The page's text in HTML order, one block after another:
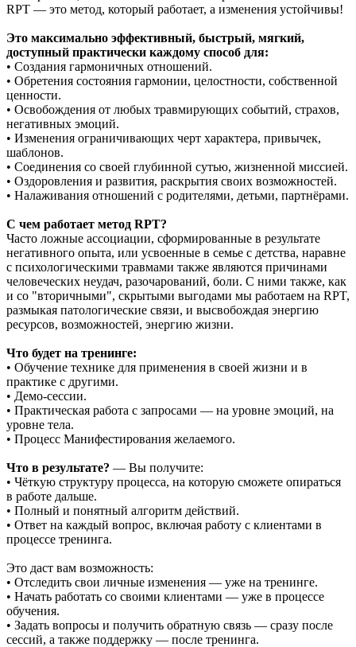
RPT — это метод, который работает, а изменения устойчивы!
Это максимально эффективный, быстрый, мягкий,
доступный практически каждому способ для:
• Создания гармоничных отношений.
• Обретения состояния гармонии, целостности, собственной
ценности.
• Освобождения от любых травмирующих событий, страхов,
негативных эмоций.
• Изменения ограничивающих черт характера, привычек,
шаблонов.
• Соединения со своей глубинной сутью, жизненной миссией.
• Оздоровления и развития, раскрытия своих возможностей.
• Налаживания отношений с родителями, детьми, партнёрами.
C чем работает метод RPT?
Часто ложные ассоциации, сформированные в результате
негативного опыта, или усвоенные в семье с детства, наравне
с психологическими травмами также являются причинами
человеческих неудач, разочарований, боли. С ними также, как
и со "вторичными", скрытыми выгодами мы работаем на RPT,
размыкая патологические связи, и высвобождая энергию
ресурсов, возможностей, энергию жизни.
Что будет на тренинге:
• Обучение технике для применения в своей жизни и в
практике с другими.
• Демо-сессии.
• Практическая работа с запросами — на уровне эмоций, на
уровне тела.
• Процесс Манифестирования желаемого.
Что в результате? — Вы получите:
• Чёткую структуру процесса, на которую сможете опираться
в работе дальше.
• Полный и понятный алгоритм действий.
• Ответ на каждый вопрос, включая работу с клиентами в
процессе тренинга.
Это даст вам возможность:
• Отследить свои личные изменения — уже на тренинге.
• Начать работать со своими клиентами — уже в процессе
обучения.
• Задать вопросы и получить обратную связь — сразу после
сессий, а также поддержку — после тренинга.